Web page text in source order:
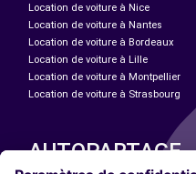
Location de voiture à Nice
Location de voiture à Nantes
Location de voiture à Bordeaux
Location de voiture à Lille
Location de voiture à Montpellier
Location de voiture à Strasbourg
AUTOPARTAGE